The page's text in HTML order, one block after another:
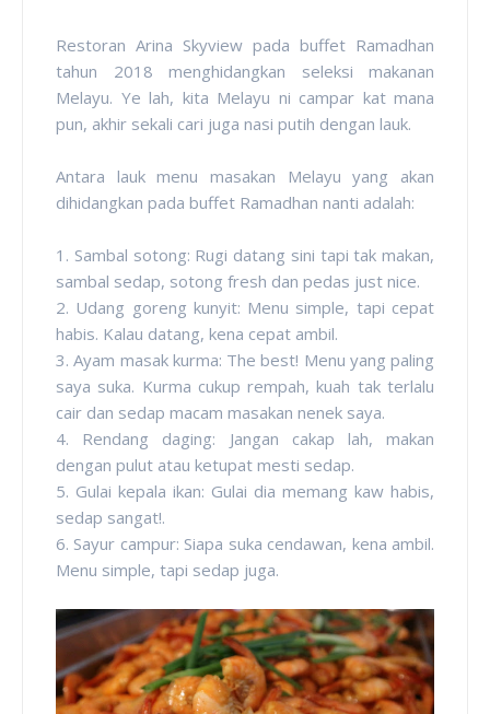
Restoran Arina Skyview pada buffet Ramadhan
tahun 2018 menghidangkan seleksi makanan
Melayu. Ye lah, kita Melayu ni campar kat mana
pun, akhir sekali cari juga nasi putih dengan lauk.
Antara lauk menu masakan Melayu yang akan
dihidangkan pada buffet Ramadhan nanti adalah:
1. Sambal sotong: Rugi datang sini tapi tak makan,
sambal sedap, sotong fresh dan pedas just nice.
2. Udang goreng kunyit: Menu simple, tapi cepat
habis. Kalau datang, kena cepat ambil.
3. Ayam masak kurma: The best! Menu yang paling
saya suka. Kurma cukup rempah, kuah tak terlalu
cair dan sedap macam masakan nenek saya.
4. Rendang daging: Jangan cakap lah, makan
dengan pulut atau ketupat mesti sedap.
5. Gulai kepala ikan: Gulai dia memang kaw habis,
sedap sangat!.
6. Sayur campur: Siapa suka cendawan, kena ambil.
Menu simple, tapi sedap juga.